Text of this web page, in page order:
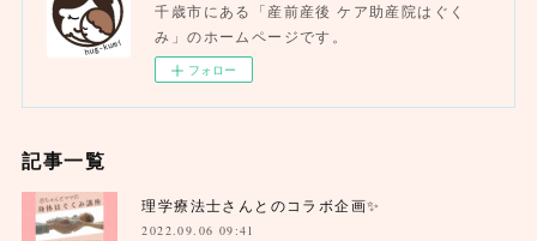
千歳市にある「産前産後 ケア助産院はぐく
み」のホームページです。
フォロー
記事一覧
理学療法士さんとのコラボ企画✨
2022.09.06 09:41